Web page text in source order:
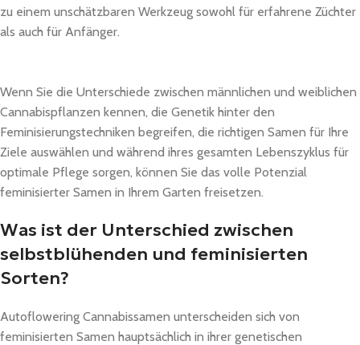
zu einem unschätzbaren Werkzeug sowohl für erfahrene Züchter
als auch für Anfänger.
Wenn Sie die Unterschiede zwischen männlichen und weiblichen
Cannabispflanzen kennen, die Genetik hinter den
Feminisierungstechniken begreifen, die richtigen Samen für Ihre
Ziele auswählen und während ihres gesamten Lebenszyklus für
optimale Pflege sorgen, können Sie das volle Potenzial
feminisierter Samen in Ihrem Garten freisetzen.
Was ist der Unterschied zwischen
selbstblühenden und feminisierten
Sorten?
Autoflowering Cannabissamen unterscheiden sich von
feminisierten Samen hauptsächlich in ihrer genetischen